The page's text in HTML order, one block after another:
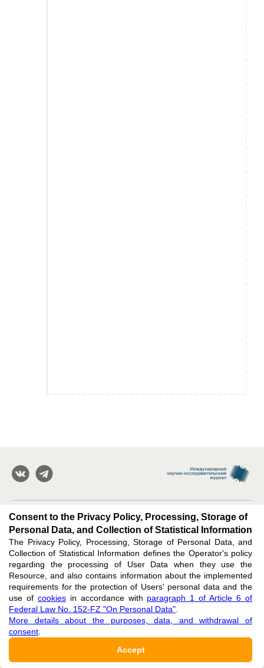
Subscribe:
E-MAIL
Issues
News
Consent to the Privacy Policy, Processing, Storage of
Personal Data, and Collection of Statistical Information
The Privacy Policy, Processing, Storage of Personal Data, and
Collection of Statistical Information defines the Operator's policy
regarding the processing of User Data when they use the
Resource, and also contains information about the implemented
requirements for the protection of Users' personal data and the
use of cookiesin accordance with paragraph 1 of Article 6 of
Federal Law No. 152-FZ "On Personal Data"
More details about the purposes, data, and withdrawal of
consent
Accept